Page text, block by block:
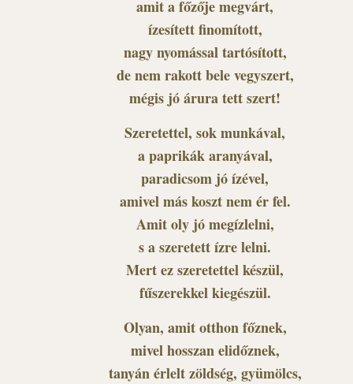
amit a főzője megvárt,
ízesített finomított,
nagy nyomással tartósított,
de nem rakott bele vegyszert,
mégis jó árura tett szert!
Szeretettel, sok munkával,
a paprikák aranyával,
paradicsom jó ízével,
amivel más koszt nem ér fel.
Amit oly jó megízlelni,
s a szeretett ízre lelni.
Mert ez szeretettel készül,
fűszerekkel kiegészül.
Olyan, amit otthon főznek,
mivel hosszan elidőznek,
tanyán érlelt zöldség, gyümölcs,